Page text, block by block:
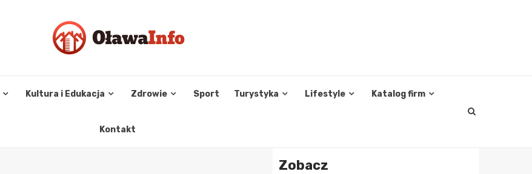
Kultura i Edukacja Zdrowie Sport Turystyka Lifestyle Katalog firm
Kontakt
Zobacz